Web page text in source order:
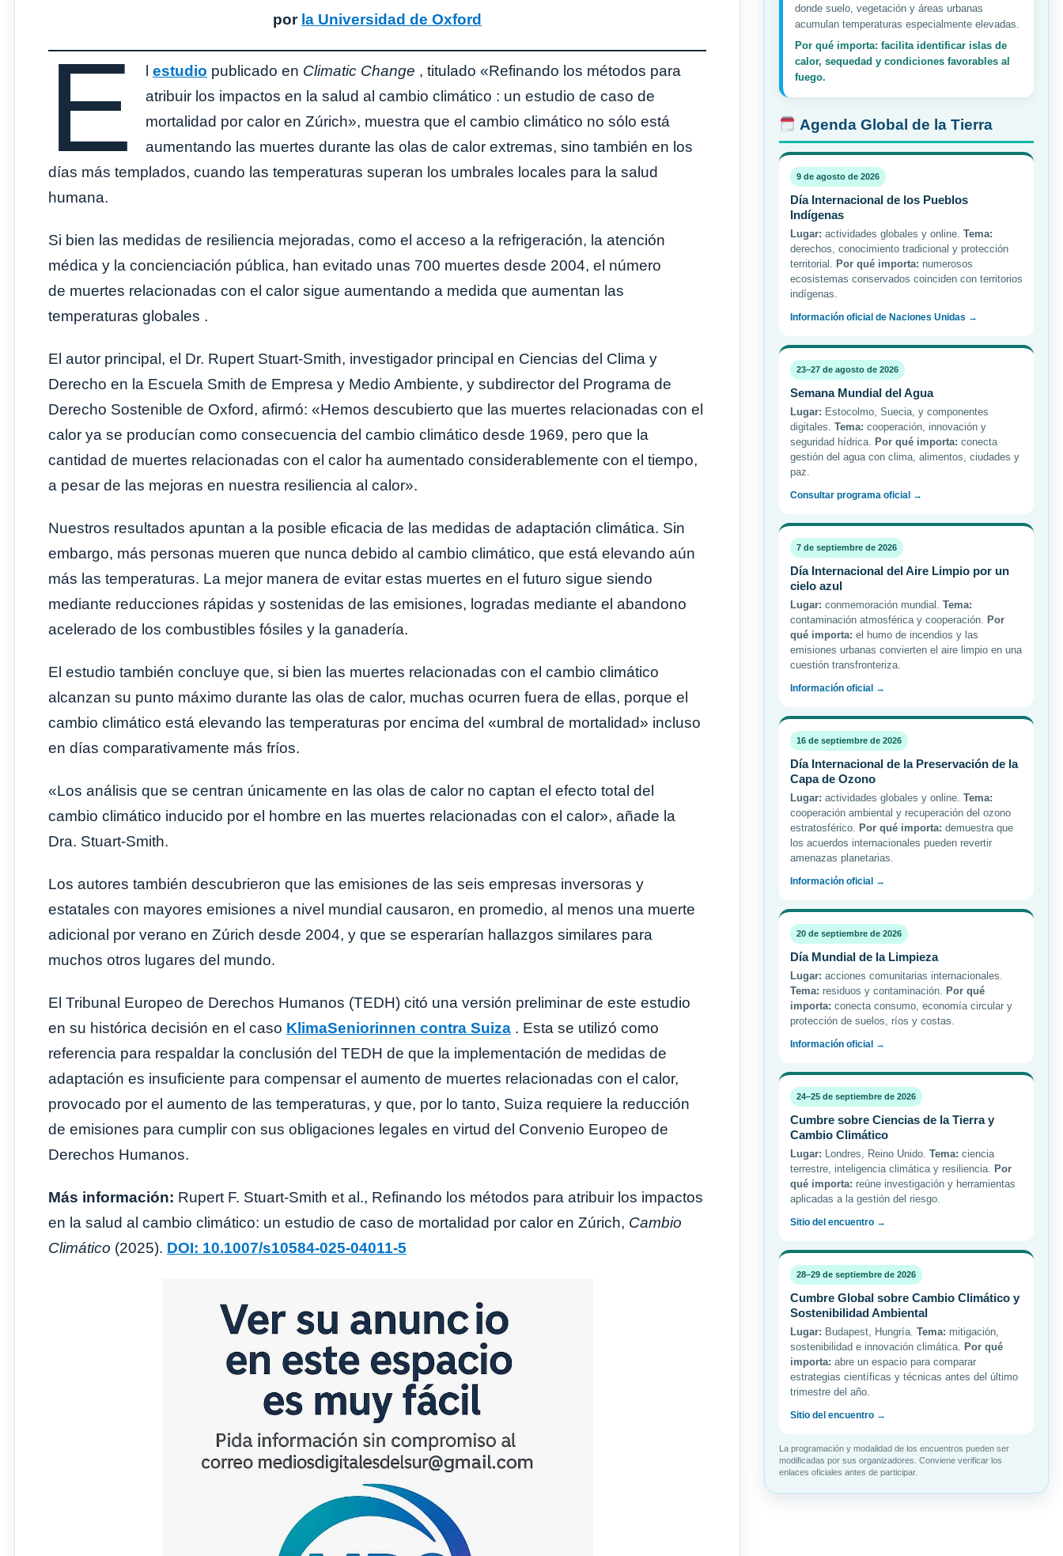
por la Universidad de Oxford
E estudio publicado en Climatic Change , titulado «Refinando los métodos para
atribuir los impactos en la salud al cambio climático : un estudio de caso de
mortalidad por calor en Zúrich», muestra que el cambio climático no sólo está
aumentando las muertes durante las olas de calor extremas, sino también en los
días más templados, cuando las temperaturas superan los umbrales locales para la salud
humana.
Si bien las medidas de resiliencia mejoradas, como el acceso a la refrigeración, la atención
médica y la concienciación pública, han evitado unas 700 muertes desde 2004, el número
de muertes relacionadas con el calor sigue aumentando a medida que aumentan las
temperaturas globales .
El autor principal, el Dr. Rupert Stuart-Smith, investigador principal en Ciencias del Clima y
Derecho en la Escuela Smith de Empresa y Medio Ambiente, y subdirector del Programa de
Derecho Sostenible de Oxford, afirmó: «Hemos descubierto que las muertes relacionadas con el
calor ya se producían como consecuencia del cambio climático desde 1969, pero que la
cantidad de muertes relacionadas con el calor ha aumentado considerablemente con el tiempo,
a pesar de las mejoras en nuestra resiliencia al calor».
Nuestros resultados apuntan a la posible eficacia de las medidas de adaptación climática. Sin
embargo, más personas mueren que nunca debido al cambio climático, que está elevando aún
más las temperaturas. La mejor manera de evitar estas muertes en el futuro sigue siendo
mediante reducciones rápidas y sostenidas de las emisiones, logradas mediante el abandono
acelerado de los combustibles fósiles y la ganadería.
El estudio también concluye que, si bien las muertes relacionadas con el cambio climático
alcanzan su punto máximo durante las olas de calor, muchas ocurren fuera de ellas, porque el
cambio climático está elevando las temperaturas por encima del «umbral de mortalidad» incluso
en días comparativamente más fríos.
«Los análisis que se centran únicamente en las olas de calor no captan el efecto total del
cambio climático inducido por el hombre en las muertes relacionadas con el calor», añade la
Dra. Stuart-Smith.
Los autores también descubrieron que las emisiones de las seis empresas inversoras y
estatales con mayores emisiones a nivel mundial causaron, en promedio, al menos una muerte
adicional por verano en Zúrich desde 2004, y que se esperarían hallazgos similares para
muchos otros lugares del mundo.
El Tribunal Europeo de Derechos Humanos (TEDH) citó una versión preliminar de este estudio
en su histórica decisión en el caso KlimaSeniorinnen contra Suiza . Esta se utilizó como
referencia para respaldar la conclusión del TEDH de que la implementación de medidas de
adaptación es insuficiente para compensar el aumento de muertes relacionadas con el calor,
provocado por el aumento de las temperaturas, y que, por lo tanto, Suiza requiere la reducción
de emisiones para cumplir con sus obligaciones legales en virtud del Convenio Europeo de
Derechos Humanos.
Más información: Rupert F. Stuart-Smith et al., Refinando los métodos para atribuir los impactos
en la salud al cambio climático: un estudio de caso de mortalidad por calor en Zúrich, Cambio
Climático (2025). DOI: 10.1007/s10584-025-04011-5
donde suelo, vegetación y áreas urbanas
acumulan temperaturas especialmente elevadas.
Por qué importa: facilita identificar islas de
calor, sequedad y condiciones favorables al
fuego.
Agenda Global de la Tierra
9 de agosto de 2026
Día Internacional de los Pueblos
Indígenas
Lugar: actividades globales y online. Tema:
derechos, conocimiento tradicional y protección
territorial. Por qué importa: numerosos
ecosistemas conservados coinciden con territorios
indígenas.
Información oficial de Naciones Unidas →
23–27 de agosto de 2026
Semana Mundial del Agua
Lugar: Estocolmo, Suecia, y componentes
digitales. Tema: cooperación, innovación y
seguridad hídrica. Por qué importa: conecta
gestión del agua con clima, alimentos, ciudades y
paz.
Consultar programa oficial →
7 de septiembre de 2026
Día Internacional del Aire Limpio por un
cielo azul
Lugar: conmemoración mundial. Tema:
contaminación atmosférica y cooperación. Por
qué importa: el humo de incendios y las
emisiones urbanas convierten el aire limpio en una
cuestión transfronteriza.
Información oficial →
16 de septiembre de 2026
Día Internacional de la Preservación de la
Capa de Ozono
Lugar: actividades globales y online. Tema:
cooperación ambiental y recuperación del ozono
estratosférico. Por qué importa: demuestra que
los acuerdos internacionales pueden revertir
amenazas planetarias.
Información oficial →
20 de septiembre de 2026
Día Mundial de la Limpieza
Lugar: acciones comunitarias internacionales.
Tema: residuos y contaminación. Por qué
importa: conecta consumo, economía circular y
protección de suelos, ríos y costas.
Información oficial →
24–25 de septiembre de 2026
Cumbre sobre Ciencias de la Tierra y
Cambio Climático
Lugar: Londres, Reino Unido. Tema: ciencia
terrestre, inteligencia climática y resiliencia. Por
qué importa: reúne investigación y herramientas
aplicadas a la gestión del riesgo.
Sitio del encuentro →
28–29 de septiembre de 2026
Cumbre Global sobre Cambio Climático y
Sostenibilidad Ambiental
Lugar: Budapest, Hungría. Tema: mitigación,
sostenibilidad e innovación climática. Por qué
importa: abre un espacio para comparar
estrategias científicas y técnicas antes del último
trimestre del año.
Sitio del encuentro →
La programación y modalidad de los encuentros pueden ser
modificadas por sus organizadores. Conviene verificar los
enlaces oficiales antes de participar.